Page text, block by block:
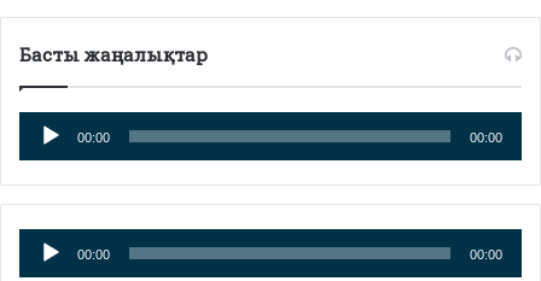
Басты жаңалықтар
Аудиоплеер
00:00 00:00
Аудиоплеер
00:00 00:00